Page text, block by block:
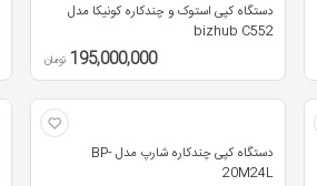
دستگاه کپی استوک و چندکاره کونیکا مدل
bizhub C552
195,000,000 تومان
دستگاه کپی چندکاره شارپ مدل BP-
20M24L